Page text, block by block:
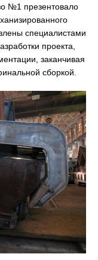
№1 презентовало
специалистами
проекта,
заканчивая
сборкой.